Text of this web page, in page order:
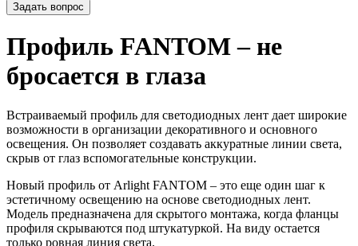
Задать вопрос
Профиль FANTOM – не
бросается в глаза
Встраиваемый профиль для светодиодных лент дает широкие
возможности в организации декоративного и основного
освещения. Он позволяет создавать аккуратные линии света,
скрыв от глаз вспомогательные конструкции.
Новый профиль от Arlight FANTOM – это еще один шаг к
эстетичному освещению на основе светодиодных лент.
Модель предназначена для скрытого монтажа, когда фланцы
профиля скрываются под штукатуркой. На виду остается
только ровная линия света.